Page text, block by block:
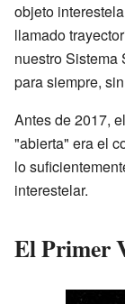
objeto
llamado
nuestro Sistema
para siempre,
Antes de 2017,
"abierta" era el
lo
interestelar.
El Primer